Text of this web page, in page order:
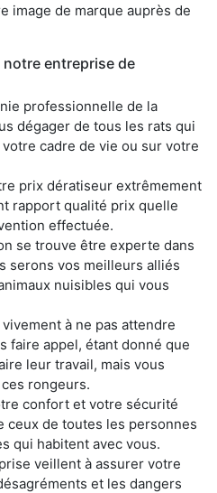
image de marque auprès de
entreprise de
professionnelle de la
dégager de tous les rats qui
cadre de vie ou sur votre
prix dératiseur extrêmement
rapport qualité prix quelle
effectuée.
se trouve être experte dans
serons vos meilleurs alliés
nuisibles qui vous
à ne pas attendre
faire appel, étant donné que
leur travail, mais vous
rongeurs.
confort et votre sécurité
ceux de toutes les personnes
qui habitent avec vous.
veillent à assurer votre
et les dangers